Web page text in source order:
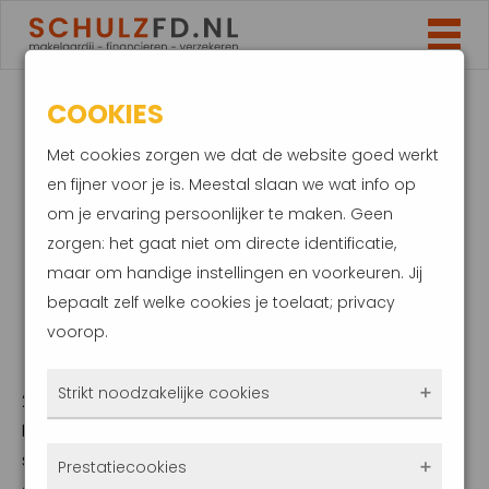
ZIEKTEVERZUIM
RICHTING RECORD.
DIT ZIJN JOUW
RECHTEN EN
PLICHTEN
20 maart 2023
Het ziekteverzuim onder werknemers blijft
stijgen. Een van de oorzaken is het
COOKIES
Met cookies zorgen we dat de website goed werkt
en fijner voor je is. Meestal slaan we wat info op
om je ervaring persoonlijker te maken. Geen
zorgen: het gaat niet om directe identificatie,
maar om handige instellingen en voorkeuren. Jij
bepaalt zelf welke cookies je toelaat; privacy
voorop.
Strikt noodzakelijke cookies
Prestatiecookies